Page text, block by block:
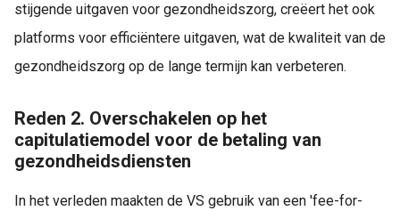
stijgende uitgaven voor gezondheidszorg, creëert het ook
platforms voor efficiëntere uitgaven, wat de kwaliteit van de
gezondheidszorg op de lange termijn kan verbeteren.
Reden 2. Overschakelen op het
capitulatiemodel voor de betaling van
gezondheidsdiensten
In het verleden maakten de VS gebruik van een 'fee-for-